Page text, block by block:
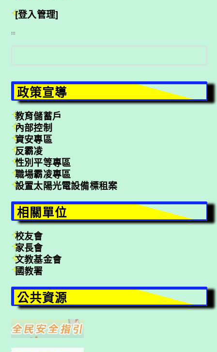
[登入管理]
:::
搜
尋
政策宣導
教育儲蓄戶
內部控制
資安專區
反霸凌
性別平等專區
職場霸凌專區
設置太陽光電設備標租案
相關單位
校友會
家長會
文教基金會
國教署
公共資源